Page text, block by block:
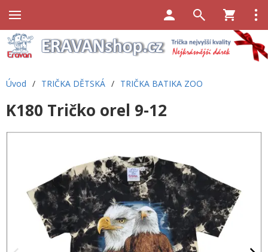
Úvod / TRIČKA DĚTSKÁ / TRIČKA BATIKA ZOO
K180 Tričko orel 9-12